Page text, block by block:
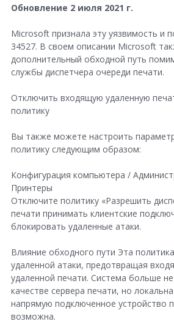
Обновление 2 июля 2021 г.
Microsoft признала эту уязвимость и
34527. В своем описании Microsoft
дополнительный обходной путь
службы диспетчера очереди печати.
Отключить входящую удаленную
политику
Вы также можете настроить
политику следующим образом:
Конфигурация компьютера /
Принтеры
Отключите политику «Разрешить
печати принимать клиентские
блокировать удаленные атаки.
Влияние обходного пути Эта
удаленной атаки, предотвращая
удаленной печати. Система больше
качестве сервера печати, но
напрямую подключенное устройство
возможна.